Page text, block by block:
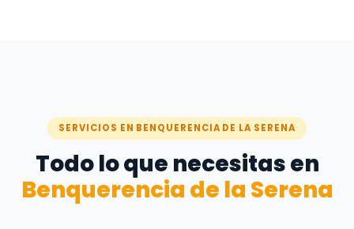
SERVICIOS EN BENQUERENCIA DE LA SERENA
Todo lo que necesitas en
Benquerencia de la Serena